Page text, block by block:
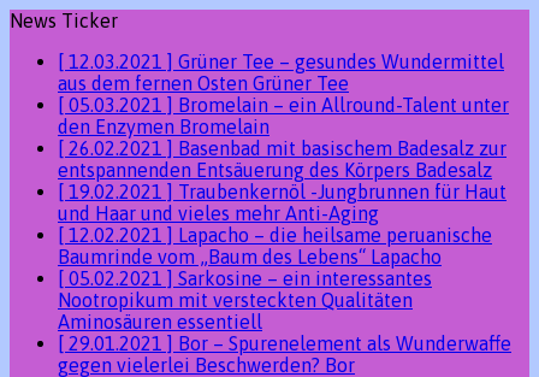
News Ticker
[ 12.03.2021 ] Grüner Tee – gesundes Wundermittel
aus dem fernen Osten Grüner Tee
[ 05.03.2021 ] Bromelain – ein Allround-Talent unter
den Enzymen Bromelain
[ 26.02.2021 ] Basenbad mit basischem Badesalz zur
entspannenden Entsäuerung des Körpers Badesalz
[ 19.02.2021 ] Traubenkernöl -Jungbrunnen für Haut
und Haar und vieles mehr Anti-Aging
[ 12.02.2021 ] Lapacho – die heilsame peruanische
Baumrinde vom „Baum des Lebens“ Lapacho
[ 05.02.2021 ] Sarkosine – ein interessantes
Nootropikum mit versteckten Qualitäten
Aminosäuren essentiell
[ 29.01.2021 ] Bor – Spurenelement als Wunderwaffe
gegen vielerlei Beschwerden? Bor